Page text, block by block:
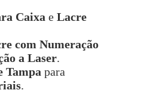
Caixa e Lacre
com Numeração
a Laser.
Tampa para
.